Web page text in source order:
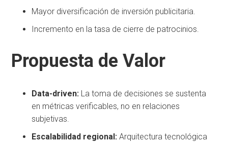
Mayor diversificación de inversión publicitaria.
Incremento en la tasa de cierre de patrocinios.
Propuesta de Valor
Data-driven: La toma de decisiones se sustenta
en métricas verificables, no en relaciones
subjetivas.
Escalabilidad regional: Arquitectura tecnológica